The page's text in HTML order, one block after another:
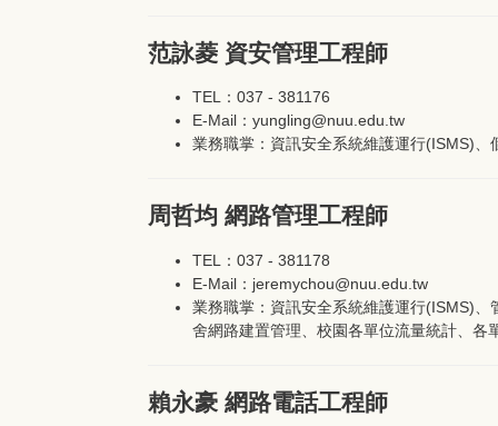
范詠菱 資安管理工程師
TEL：037 - 381176
E-Mail：yungling@nuu.edu.tw
業務職掌：資訊安全系統維護運行(ISMS)
周哲均 網路管理工程師
TEL：037 - 381178
E-Mail：jeremychou@nuu.edu.tw
業務職掌：資訊安全系統維護運行(ISMS)
舍網路建置管理、校園各單位流量統計、各
賴永豪 網路電話工程師